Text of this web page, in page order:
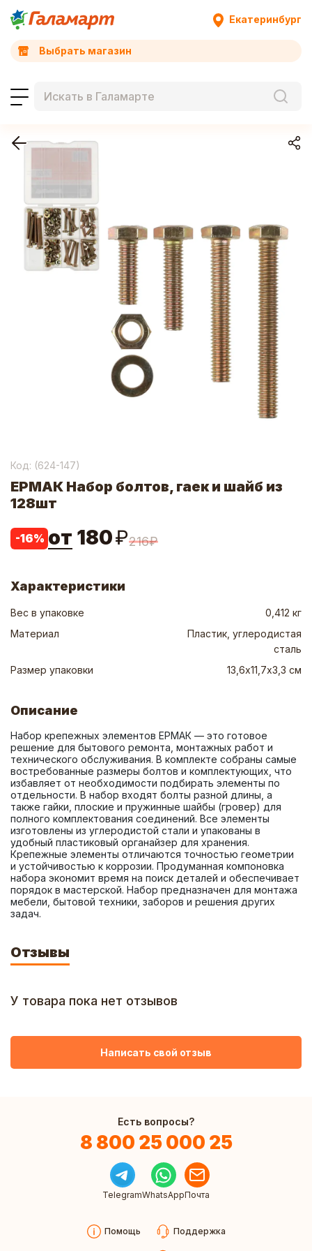
Екатеринбург
Выбрать магазин
Код: (624-147)
ЕРМАК Набор болтов, гаек и шайб из
128шт
-16% от 180₽216₽
Характеристики
Вес в упаковке
0,412 кг
Материал
Пластик, углеродистая
сталь
Размер упаковки
13,6х11,7х3,3 см
Описание
Набор крепежных элементов ЕРМАК — это готовое
решение для бытового ремонта, монтажных работ и
технического обслуживания. В комплекте собраны самые
востребованные размеры болтов и комплектующих, что
избавляет от необходимости подбирать элементы по
отдельности. В набор входят болты разной длины, а
также гайки, плоские и пружинные шайбы (гровер) для
полного комплектования соединений. Все элементы
изготовлены из углеродистой стали и упакованы в
удобный пластиковый органайзер для хранения.
Крепежные элементы отличаются точностью геометрии
и устойчивостью к коррозии. Продуманная компоновка
набора экономит время на поиск деталей и обеспечивает
порядок в мастерской. Набор предназначен для монтажа
мебели, бытовой техники, заборов и решения других
задач.
Отзывы
У товара пока нет отзывов
Написать свой отзыв
Есть вопросы?
8 800 25 000 25
TelegramWhatsAppПочта
Помощь Поддержка